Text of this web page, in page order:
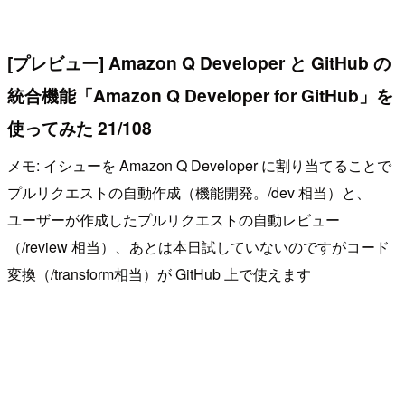
[プレビュー] Amazon Q Developer と GitHub の
統合機能「Amazon Q Developer for GitHub」を
使ってみた 21/108
メモ: イシューを Amazon Q Developer に割り当てることで
プルリクエストの自動作成（機能開発。/dev 相当）と、
ユーザーが作成したプルリクエストの自動レビュー
（/review 相当）、あとは本日試していないのですがコード
変換（/transform相当）が GitHub 上で使えます